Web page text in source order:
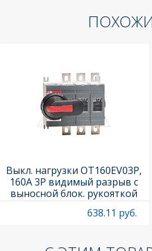
Выкл. нагрузки OT160EV03P,
160A 3P видимый разрыв с
выносной блок. рукояткой
OHB65J6 и осью OXP6X210
638.11 руб.